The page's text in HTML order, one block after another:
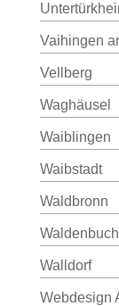
Vaihingen
Vellberg
Waghäusel
Waiblingen
Waibstadt
Waldbronn
Waldenbuch
Walldorf
Webdesign